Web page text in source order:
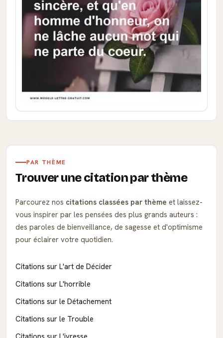
PAR THÈME
Trouver une citation par thème
Parcourez nos citations classées par thème et laissez-
vous inspirer par les pensées des plus grands auteurs :
des paroles de bienveillance, de sagesse et d'optimisme
pour éclairer votre quotidien.
Citations sur L'art de Décider
Citations sur L'horrible
Citations sur le Détachement
Citations sur le Trouble